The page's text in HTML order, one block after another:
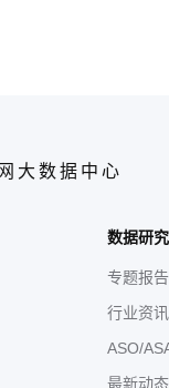
大数据中心
数据研
专题报告
行业资讯
ASO/
最新动态